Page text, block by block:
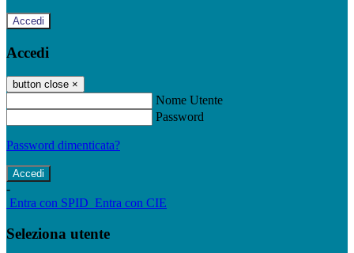
Accedi
Accedi
button close ×
Nome Utente
Password
Password dimenticata?
-
Entra con SPID Entra con CIE
Seleziona utente